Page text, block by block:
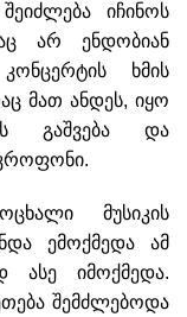
იჩინოს
არ ენდობიან
ხმის
მათ ანდეს, იყო
გაშვება და
მუსიკის
ემოქმედა ამ
ასე იმოქმედა.
შემძლებოდა